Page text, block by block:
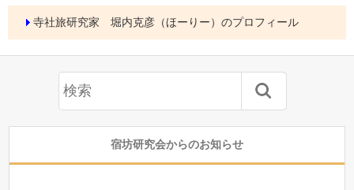
寺社旅研究家 堀内克彦（ほーりー）のプロフィール
宿坊研究会からのお知らせ